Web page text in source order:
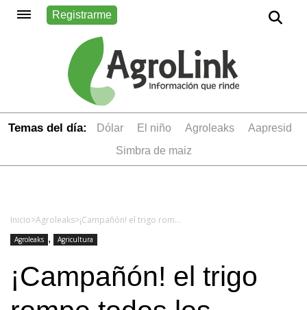
Registrarme
Temas del día: dólar el niño Agroleaks
aapresid
simbra de maiz
Inicio>Agroleaks> ¡Campañón! el trigo rompe todos los récords y hay lotes de hasta 80 quintales
Agroleaks , Agricultura
¡Campañón! el trigo